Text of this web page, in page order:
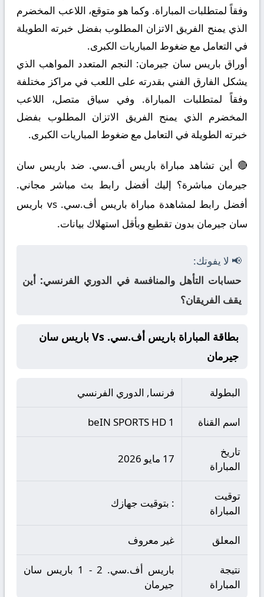
وفقاً لمتطلبات المباراة. وكما هو متوقع، اللاعب المخضرم
الذي يمنح الفريق الاتزان المطلوب بفضل خبرته الطويلة
في التعامل مع ضغوط المباريات الكبرى.
أوراق باريس سان جيرمان: النجم المتعدد المواهب الذي
يشكل الفارق الفني بقدرته على اللعب في مراكز مختلفة
وفقاً لمتطلبات المباراة. وفي سياق متصل، اللاعب
المخضرم الذي يمنح الفريق الاتزان المطلوب بفضل
خبرته الطويلة في التعامل مع ضغوط المباريات الكبرى.
🔴 أين تشاهد مباراة باريس أف.سي. ضد باريس سان
جيرمان مباشرة؟ إليك أفضل رابط بث مباشر مجاني.
أفضل رابط لمشاهدة مباراة باريس أف.سي. vs باريس
سان جيرمان بدون تقطيع وبأقل استهلاك بيانات.
📢 لا يفوتك:
حسابات التأهل والمنافسة في الدوري الفرنسي: أين
يقف الفريقان؟
بطاقة المباراة باريس أف.سي. Vs باريس سان
جيرمان
البطولة فرنسا, الدوري الفرنسي
اسم القناة beIN SPORTS HD 1
تاريخ
المباراة
17 مايو 2026
توقيت
المباراة
: بتوقيت جهازك
المعلق غير معروف
نتيجة
المباراة
باريس أف.سي. 2 - 1 باريس سان
جيرمان